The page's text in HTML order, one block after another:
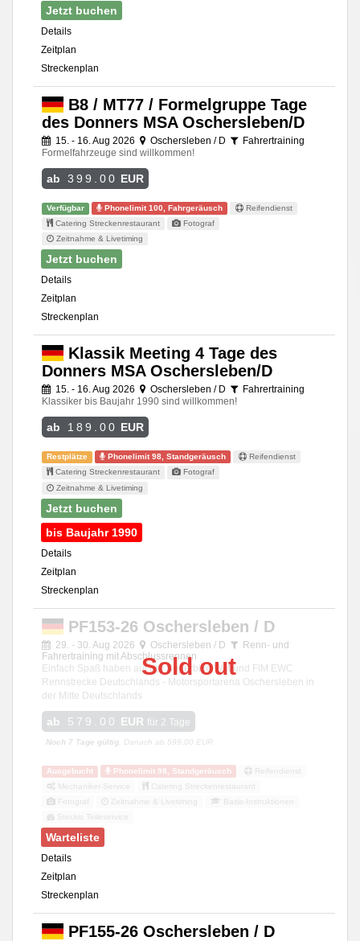
Jetzt buchen
Details
Zeitplan
Streckenplan
B8 / MT77 / Formelgruppe Tage
des Donners MSA Oschersleben/D
15. - 16. Aug 2026 Oschersleben / D
Fahrertraining
Formelfahrzeuge sind willkommen!
ab 399.00 EUR
Verfügbar Phonelimit 100, Fahrgeräusch
Reifendienst
Catering Streckenrestaurant
Fotograf
Zeitnahme & Livetiming
Jetzt buchen
Details
Zeitplan
Streckenplan
Klassik Meeting 4 Tage des
Donners MSA Oschersleben/D
15. - 16. Aug 2026 Oschersleben / D
Fahrertraining
Klassiker bis Baujahr 1990 sind willkommen!
ab 189.00 EUR
Restplätze Phonelimit 98, Standgeräusch
Reifendienst
Catering Streckenrestaurant
Fotograf
Zeitnahme & Livetiming
Jetzt buchen
bis Baujahr 1990
Details
Zeitplan
Streckenplan
Sold out
PF153-26 Oschersleben / D
29. - 30. Aug 2026 Oschersleben / D
Renn- und
Fahrertraining mit Abschlussrennen
Einfach Spaß haben auf der Superbike WM und FIM EWC
Rennstrecke Deutschlands - Motorsportarena Oschersleben in
der Mitte Deutschlands
ab 579.00 EUR für 2 Tage
Noch 7 Tage gültig , Danach ab 599.00 EUR
Ausgebucht Phonelimit 98, Standgeräusch
Reifendienst
Mechaniker-Service
Catering Streckenrestaurant
Fotograf
Zeitnahme & Livetiming
Basis-Instruktionen
Steckis Teileservice
Warteliste
Details
Zeitplan
Streckenplan
PF155-26 Oschersleben / D